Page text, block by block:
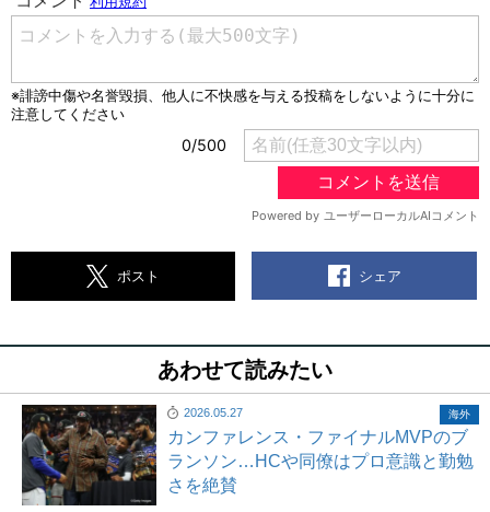
ポスト シェア
あわせて読みたい
2026.05.27
カンファレンス・ファイナルMVPのブ
ランソン…HCや同僚はプロ意識と勤勉
さを絶賛
海外